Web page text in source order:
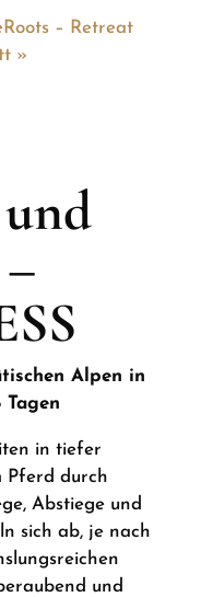
– Retreat
»
Alpen in
in tiefer
Pferd durch
Abstiege und
sich ab, je nach
und